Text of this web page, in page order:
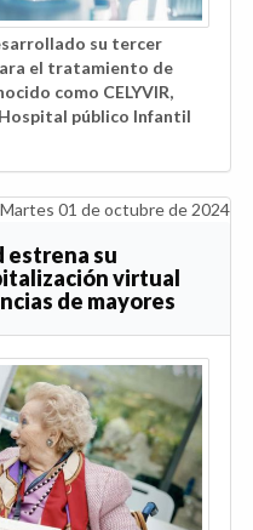
su tercer
el tratamiento de
como CELYVIR,
público Infantil
Martes 01 de octubre de 2024
estrena su
virtual
de mayores